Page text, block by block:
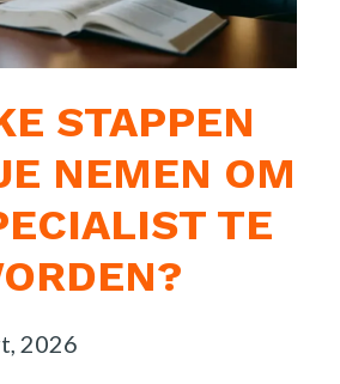
STAPPEN
NEMEN OM
TE
2026